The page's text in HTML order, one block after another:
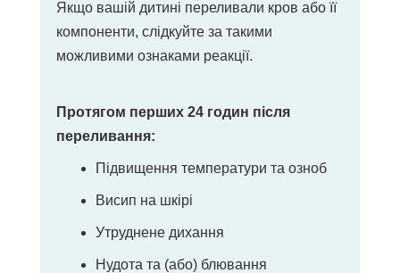
Якщо вашій дитині переливали кров або її
компоненти, слідкуйте за такими
можливими ознаками реакції.
Протягом перших 24 годин після
переливання:
Підвищення температури та озноб
Висип на шкірі
Утруднене дихання
Нудота та (або) блювання